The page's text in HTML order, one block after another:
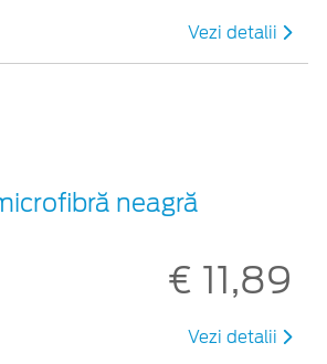
Vezi detalii
neagră
€ 11,89
Vezi detalii